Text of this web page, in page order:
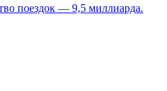
поездок — 9,5 миллиарда.